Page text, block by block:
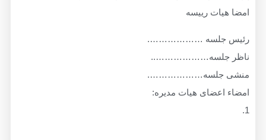
رییسه
جلسه ……………….
جلسه………………..
جلسه……………….
هیات مدیره: